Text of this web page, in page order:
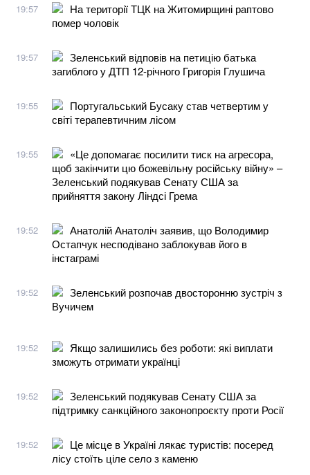
19:57
На території ТЦК на Житомирщині раптово
помер чоловік
19:57
Зеленський відповів на петицію батька
загиблого у ДТП 12-річного Григорія Глушича
19:55
Португальський Бусаку став четвертим у
світі терапевтичним лісом
19:55
«Це допомагає посилити тиск на агресора,
щоб закінчити цю божевільну російську війну» –
Зеленський подякував Сенату США за
прийняття закону Ліндсі Грема
19:52
Анатолій Анатоліч заявив, що Володимир
Остапчук несподівано заблокував його в
інстаграмі
19:52
Зеленський розпочав двосторонню зустріч з
Вучичем
19:52
Якщо залишились без роботи: які виплати
зможуть отримати українці
19:52
Зеленський подякував Сенату США за
підтримку санкційного законопроєкту проти Росії
19:52
Це місце в Україні лякає туристів: посеред
лісу стоїть ціле село з каменю